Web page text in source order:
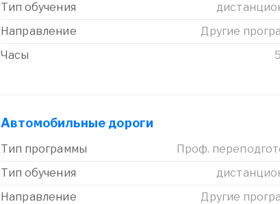
Тип обучения
Направление
Другие
Часы
Автомобильные дороги
Тип программы
Проф.
Тип обучения
Направление
Другие